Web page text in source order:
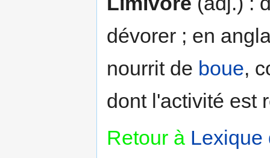
dévorer ; en
nourrit de boue,
dont l'activité est
Retour à Lexique